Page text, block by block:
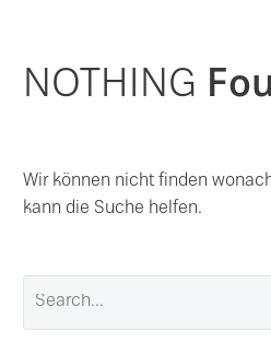
NOTHING
Wir können nicht finden
kann die Suche helfen.